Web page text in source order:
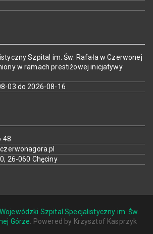
Szpital im. Św. Rafała w Czerwonej
w ramach prestiżowej inicjatywy
03 do 2026-08-16
48
26-060 Chęciny
Wojewódzki Szpital Specjalistyczny im. Św.
Górze . Powered by Krzysztof Kasprzyk